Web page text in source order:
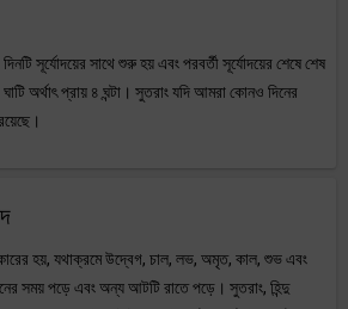
সূর্যোদয়ের সাথে শুরু হয় এবং পরবর্তী সূর্যোদয়ের শেষে শেষ
অর্থাৎ প্রায় ৪ ঘন্টা। সুতরাং যদি আমরা কোনও দিনের
হয়, যথাক্রমে উদ্বেগ, চাল, লভ, অমৃত, কাল, শুভ এবং
সময় পড়ে এবং অন্য আটটি রাতে পড়ে। সুতরাং, হিন্দু